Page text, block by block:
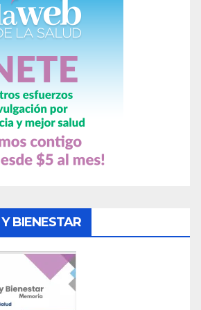
BIENESTAR